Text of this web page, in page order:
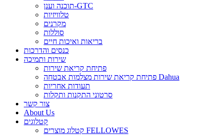
תוכנה וענן-GTC
טלוויזיות
מקרנים
סוללות
בריאות ואיכות חיים
כנסים והדרכות
שירות ותמיכה
פתיחת קריאת שירות
פתיחת קריאת שירות מצלמות אבטחה Dahua
תעודות אחריות
סרטוני התקנות ותקלות
צור קשר
About Us
קטלוגים
קטלוג מוצרים FELLOWES